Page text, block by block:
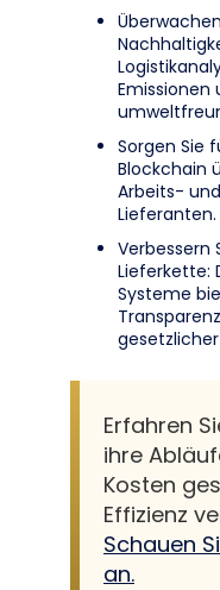
Sorgen Sie
Blockchain
Arbeits-
Lieferanten.
Verbessern
Lieferkette:
Systeme
Erfahren
ihre
Kosten
Effizienz
Schauen
an.